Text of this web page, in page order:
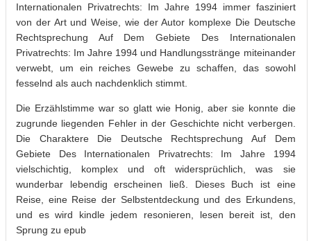
Internationalen Privatrechts: Im Jahre 1994 immer fasziniert
von der Art und Weise, wie der Autor komplexe Die Deutsche
Rechtsprechung Auf Dem Gebiete Des Internationalen
Privatrechts: Im Jahre 1994 und Handlungsstränge miteinander
verwebt, um ein reiches Gewebe zu schaffen, das sowohl
fesselnd als auch nachdenklich stimmt.
Die Erzählstimme war so glatt wie Honig, aber sie konnte die
zugrunde liegenden Fehler in der Geschichte nicht verbergen.
Die Charaktere Die Deutsche Rechtsprechung Auf Dem
Gebiete Des Internationalen Privatrechts: Im Jahre 1994
vielschichtig, komplex und oft widersprüchlich, was sie
wunderbar lebendig erscheinen ließ. Dieses Buch ist eine
Reise, eine Reise der Selbstentdeckung und des Erkundens,
und es wird kindle jedem resonieren, lesen bereit ist, den
Sprung zu epub